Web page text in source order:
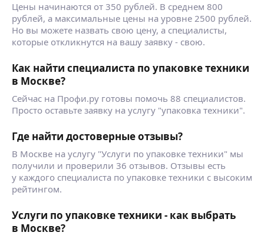
Цены начинаются от 350 рублей. В среднем 800
рублей, а максимальные цены на уровне 2500 рублей.
Но вы можете назвать свою цену, а специалисты,
которые откликнутся на вашу заявку - свою.
Как найти специалиста по упаковке техники
в Москве?
Сейчас на Профи.ру готовы помочь 88 специалистов.
Просто оставьте заявку на услугу "упаковка техники".
Где найти достоверные отзывы?
В Москве на услугу "Услуги по упаковке техники" мы
получили и проверили 36 отзывов. Отзывы есть
у каждого специалиста по упаковке техники с высоким
рейтингом.
Услуги по упаковке техники - как выбрать
в Москве?